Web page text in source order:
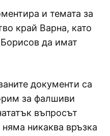
и темата за
край Варна, като
да имат
документи са
за фалшиви
въпросът
никаква връзка